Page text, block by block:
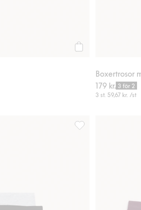
Boxertrosor
179 kr. 3 för 2
3 st. 59,67 kr. /st